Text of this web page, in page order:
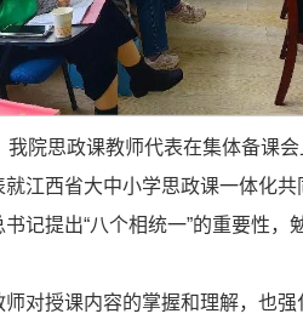
我院思政课教师代表在集体备课
江西省大中小学思政课一体化
记提出“八个相统一”的重要性
对授课内容的掌握和理解，也